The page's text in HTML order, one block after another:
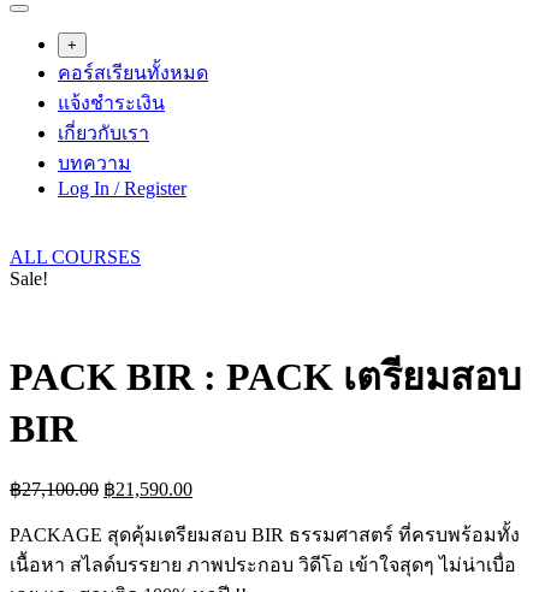
+
คอร์สเรียนทั้งหมด
แจ้งชำระเงิน
เกี่ยวกับเรา
บทความ
Log In / Register
ALL COURSES
Sale!
PACK BIR : PACK เตรียมสอบ
BIR
฿27,100.00 Original
was:
฿27,100.00.
฿21,590.00Current
is:
฿21,590.00.
PACKAGE สุดคุ้มเตรียมสอบ BIR ธรรมศาสตร์ ที่ครบพร้อมทั้ง
เนื้อหา สไลด์บรรยาย ภาพประกอบ วิดีโอ เข้าใจสุดๆ ไม่น่าเบื่อ